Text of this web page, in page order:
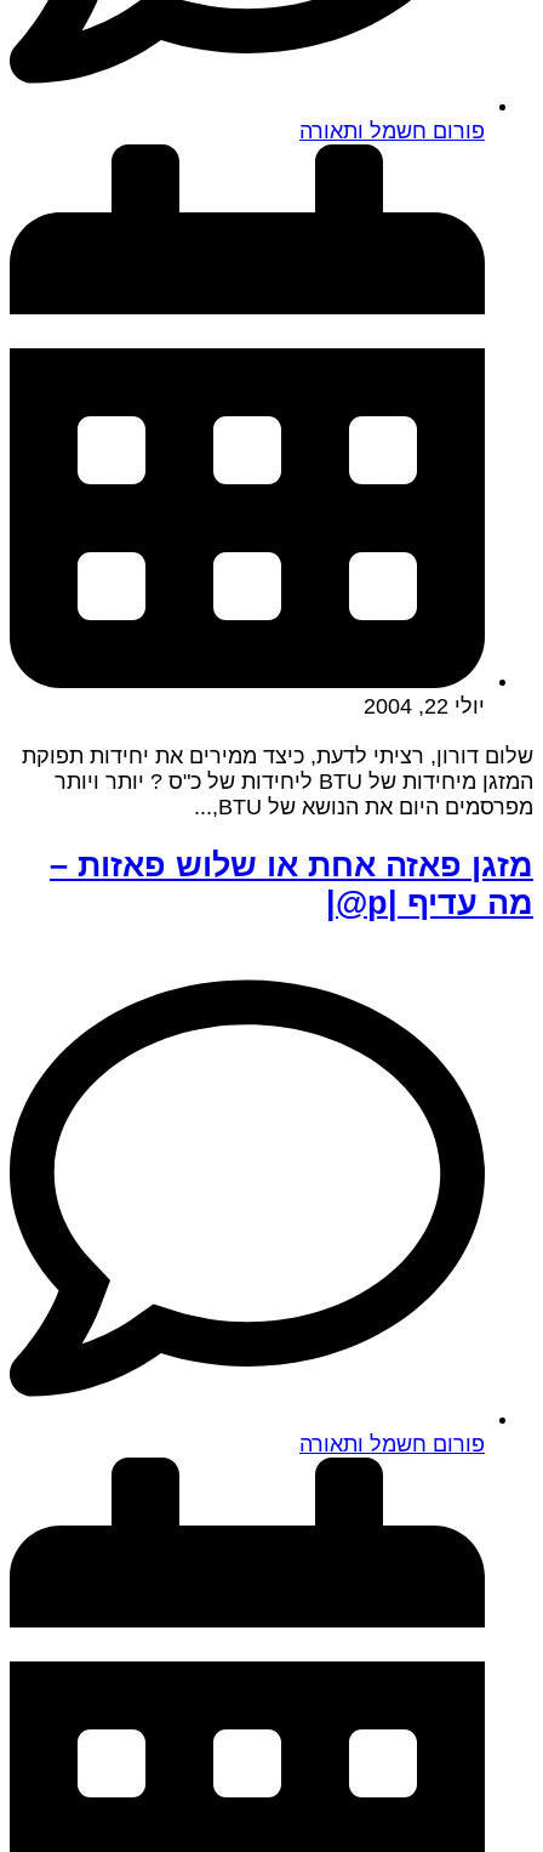
פורום חשמל ותאורה
יולי 22, 2004
שלום דורון, רציתי לדעת, כיצד ממירים את יחידות תפוקת
המזגן מיחידות של BTU ליחידות של כ"ס ? יותר ויותר
מפרסמים היום את הנושא של BTU,...
מזגן פאזה אחת או שלוש פאזות –
מה עדיף |p@|
פורום חשמל ותאורה